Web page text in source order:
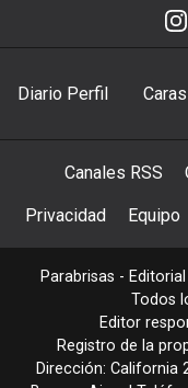
Diario Perfil Caras
Canales RSS
Privacidad Equipo
Parabrisas -
Todos
Editor
Registro de la
Dirección: California